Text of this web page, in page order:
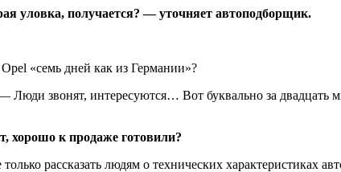
уловка, получается? — уточняет автоподборщик.
звонят, интересуются… Вот буквально за двадцать
хорошо к продаже готовили?
рассказать людям о технических характеристиках